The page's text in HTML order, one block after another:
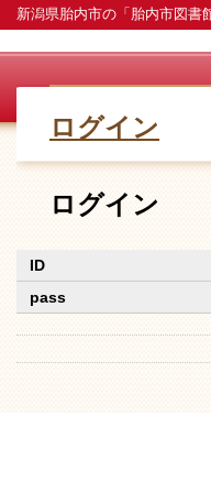
新潟県胎内市の「胎内市図書
ログイン
ログイン
ID
pass